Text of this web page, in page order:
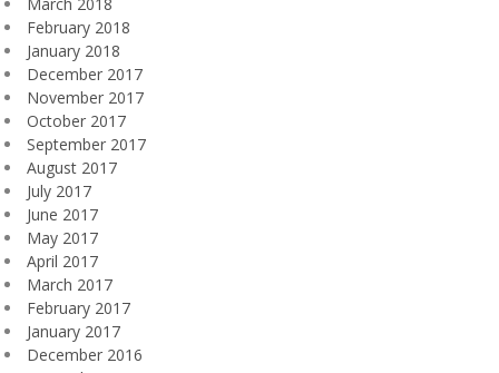
March 2018
February 2018
January 2018
December 2017
November 2017
October 2017
September 2017
August 2017
July 2017
June 2017
May 2017
April 2017
March 2017
February 2017
January 2017
December 2016